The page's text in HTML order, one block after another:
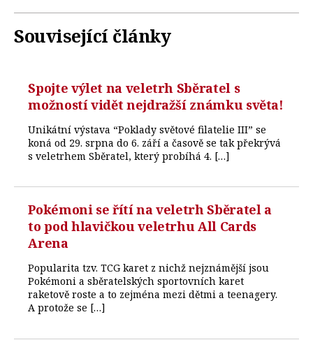
Související články
Spojte výlet na veletrh Sběratel s
možností vidět nejdražší známku světa!
Unikátní výstava “Poklady světové filatelie III” se
koná od 29. srpna do 6. září a časově se tak překrývá
s veletrhem Sběratel, který probíhá 4. […]
Pokémoni se řítí na veletrh Sběratel a
to pod hlavičkou veletrhu All Cards
Arena
Popularita tzv. TCG karet z nichž nejznámější jsou
Pokémoni a sběratelských sportovních karet
raketově roste a to zejména mezi dětmi a teenagery.
A protože se […]